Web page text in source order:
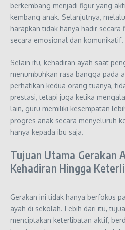
berkembang menjadi figur yang
kembang anak. Selanjutnya,
harapkan tidak hanya hadir
secara emosional dan komunikatif.
Selain itu, kehadiran ayah saat
menumbuhkan rasa bangga pada
perhatikan kedua orang tuanya,
prestasi, tetapi juga ketika
lain, guru memiliki kesempatan
progres anak secara menyeluruh
hanya kepada ibu saja.
Tujuan Utama Gerakan
Kehadiran Hingga
Gerakan ini tidak hanya berfokus
ayah di sekolah. Lebih dari itu,
menciptakan keterlibatan aktif,